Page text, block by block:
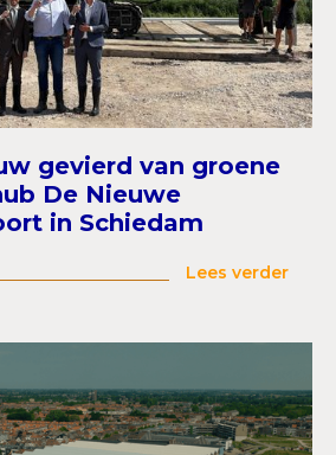
gevierd van groene
De Nieuwe
in Schiedam
Lees verder